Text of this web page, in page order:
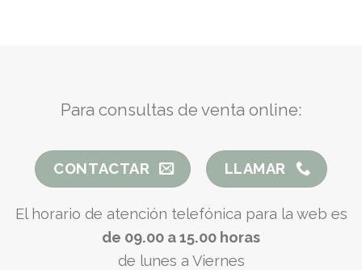
Para consultas de venta online:
CONTACTAR LLAMAR
El horario de atención telefónica para la web es
de 09.00 a 15.00 horas
de lunes a Viernes